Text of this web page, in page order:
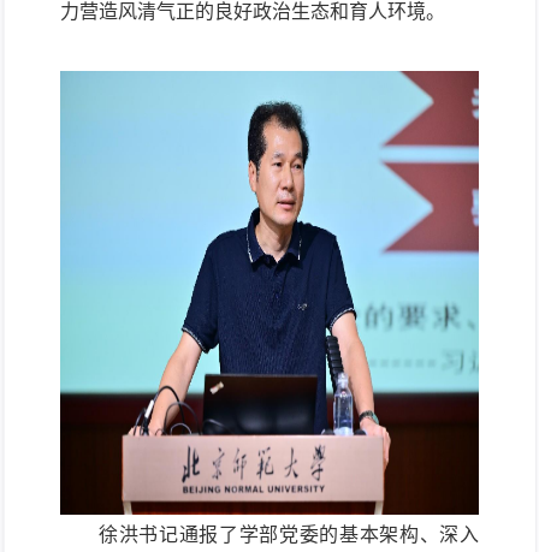
力营造风清气正的良好政治生态和育人环境。
徐洪书记通报了学部党委的基本架构、深入